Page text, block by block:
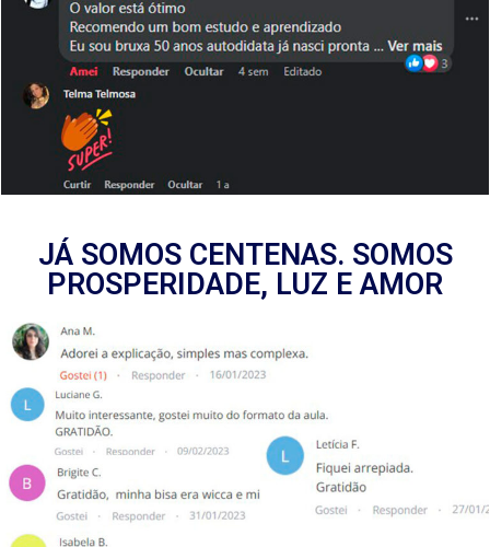
JÁ SOMOS CENTENAS. SOMOS
PROSPERIDADE, LUZ E AMOR